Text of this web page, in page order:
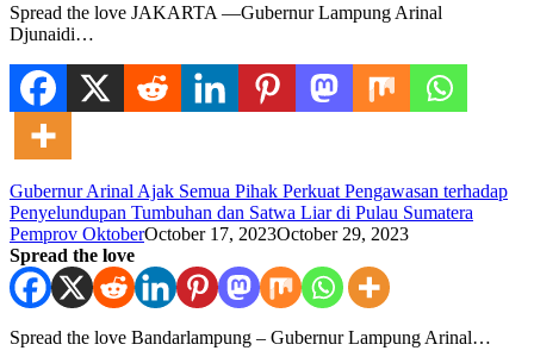
Spread the love JAKARTA —Gubernur Lampung Arinal
Djunaidi…
Gubernur Arinal Ajak Semua Pihak Perkuat Pengawasan terhadap
Penyelundupan Tumbuhan dan Satwa Liar di Pulau Sumatera
Pemprov OktoberOctober 17, 2023October 29, 2023
Spread the love
Spread the love Bandarlampung – Gubernur Lampung Arinal…